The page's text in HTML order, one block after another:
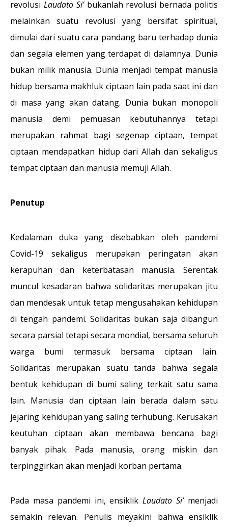
revolusi Laudato Si’bukanlah revolusi bernada politis
melainkan suatu revolusi yang bersifat spiritual,
dimulai dari suatu cara pandang baru terhadap dunia
dan segala elemen yang terdapat di dalamnya. Dunia
bukan milik manusia. Dunia menjadi tempat manusia
hidup bersama makhluk ciptaan lain pada saat ini dan
di masa yang akan datang. Dunia bukan monopoli
manusia demi pemuasan kebutuhannya tetapi
merupakan rahmat bagi segenap ciptaan, tempat
ciptaan mendapatkan hidup dari Allah dan sekaligus
tempat ciptaan dan manusia memuji Allah.
Penutup
Kedalaman duka yang disebabkan oleh pandemi
Covid-19 sekaligus merupakan peringatan akan
kerapuhan dan keterbatasan manusia. Serentak
muncul kesadaran bahwa solidaritas merupakan jitu
dan mendesak untuk tetap mengusahakan kehidupan
di tengah pandemi. Solidaritas bukan saja dibangun
secara parsial tetapi secara mondial, bersama seluruh
warga bumi termasuk bersama ciptaan lain.
Solidaritas merupakan suatu tanda bahwa segala
bentuk kehidupan di bumi saling terkait satu sama
lain. Manusia dan ciptaan lain berada dalam satu
jejaring kehidupan yang saling terhubung. Kerusakan
keutuhan ciptaan akan membawa bencana bagi
banyak pihak. Pada manusia, orang miskin dan
terpinggirkan akan menjadi korban pertama.
Pada masa pandemi ini, ensiklikLaudato Si’ menjadi
semakin relevan. Penulis meyakini bahwa ensiklik